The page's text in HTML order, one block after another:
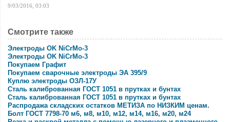
9/03/2016, 03:03
Смотрите также
Электроды OK NiCrMo-3
Электроды OK NiCrMo-3
Покупаем Графит
Покупаем сварочные электроды ЭА 395/9
Куплю электроды ОЗЛ-17У
Сталь калиброванная ГОСТ 1051 в прутках и бунтах
Сталь калиброванная ГОСТ 1051 в прутках и бунтах
Распродажа складских остатков МЕТИЗА по НИЗКИМ ценам.
Болт ГОСТ 7798-70 м6, м8, м10, м12, м14, м16, м20, м24